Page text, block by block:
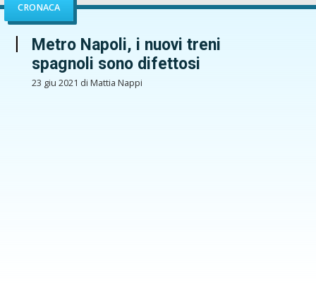
CRONACA
Metro Napoli, i nuovi treni
spagnoli sono difettosi
23 giu 2021 di Mattia Nappi